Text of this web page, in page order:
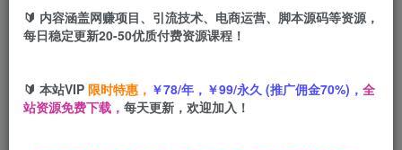
立即购买
拆解外面收费398的视频号分成计划新玩法，流量很大，每
🔰 内容涵盖网赚项目、引流技术、电商运营、脚本源码等资源，
每日稳定更新20-50优质付费资源课程！
🔰 本站VIP 限时特惠， ￥78/年，￥99/永久 (推广佣金70%)， 全
站资源免费下载， 每天更新，欢迎加入！